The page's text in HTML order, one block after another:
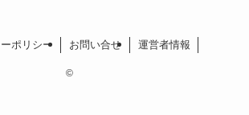
ポリシー お問い合せ 運営者情報
©